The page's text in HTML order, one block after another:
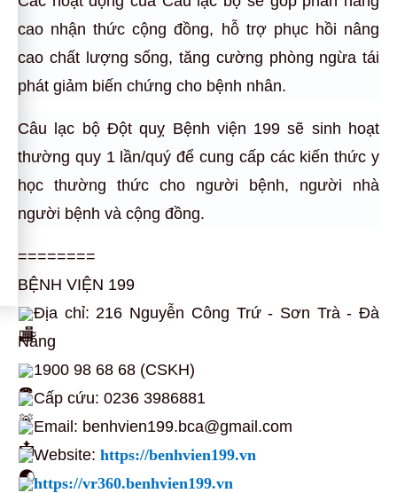
cao nhận thức cộng đồng, hỗ trợ phục hồi nâng
cao chất lượng sống, tăng cường phòng ngừa tái
phát giảm biến chứng cho bệnh nhân.
Câu lạc bộ Đột quỵ Bệnh viện 199 sẽ sinh hoạt
thường quy 1 lần/quý để cung cấp các kiến thức y
học thường thức cho người bệnh, người nhà
người bệnh và cộng đồng.
========
BỆNH VIỆN 199
Địa chỉ: 216 Nguyễn Công Trứ - Sơn Trà - Đà
Nẵng
1900 98 68 68 (CSKH)
Cấp cứu: 0236 3986881
Email: benhvien199.bca@gmail.com
Website: https://benhvien199.vn
https://vr360.benhvien199.vn